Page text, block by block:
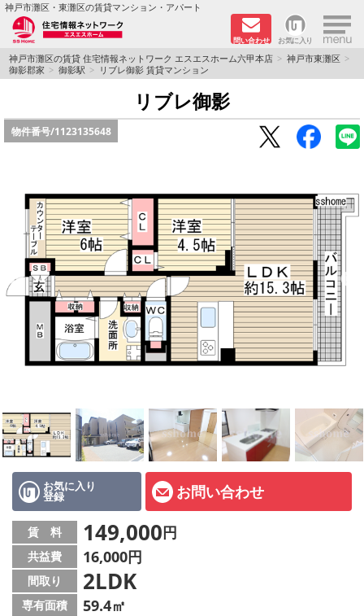
神戸市灘区・東灘区の賃貸マンション・アパート
問い合わせ お気に入り ×
TOPページ
学生さん向け物件
ペット飼育可物件
路線·駅から探す
地域から探す
地図から探す
店舗情報·アクセス
メールでお問い合わせ
神戸市灘区の賃貸 住宅情報ネットワーク エスエスホーム六甲本店
神戸市東灘区
御影郡家
御影駅 リブレ御影 賃貸マンション
リブレ御影
物件番号/1123135648
お気に入り
登録 お問い合わせ
賃 料 149,000円
共益費 16,000円
間取り 2LDK
専有面積 59.4㎡